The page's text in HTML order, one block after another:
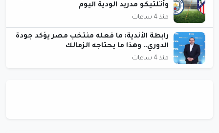
وأتلتيكو مدريد الودية اليوم
منذ 4 ساعات
رابطة الأندية: ما فعله منتخب مصر يؤكد جودة
الدوري.. وهذا ما يحتاجه الزمالك
منذ 4 ساعات